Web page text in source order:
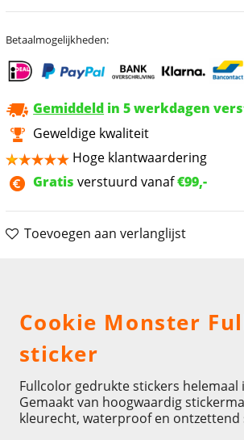
Betaalmogelijkheden:
Gemiddeld in 5 werkdagen
Geweldige kwaliteit
Hoge klantwaardering
Gratis verstuurd vanaf€99,-
Toevoegen aan verlanglijst
Cookie Monster
sticker
Fullcolor gedrukte stickers helemaal
Gemaakt van hoogwaardig
kleurecht, waterproof en ontzettend